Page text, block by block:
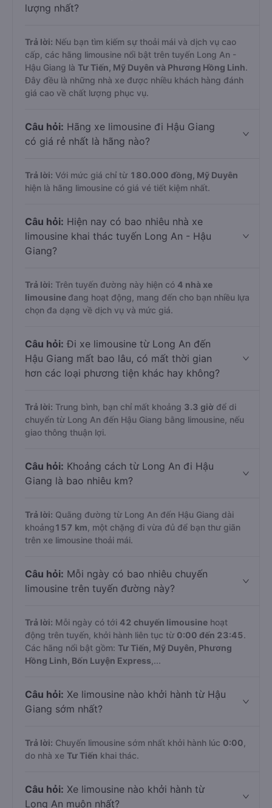
lượng nhất?
Trả lời: Nếu bạn tìm kiếm sự thoải mái và dịch vụ cao
cấp, các hãng limousine nổi bật trên tuyến Long An -
Hậu Giang là Tư Tiến, Mỹ Duyên và Phương Hồng Linh.
Đây đều là những nhà xe được nhiều khách hàng đánh
giá cao về chất lượng phục vụ.
Câu hỏi: Hãng xe limousine đi Hậu Giang
có giá rẻ nhất là hãng nào?
Trả lời: Với mức giá chỉ từ 180.000 đồng, Mỹ Duyên
hiện là hãng limousine có giá vé tiết kiệm nhất.
Câu hỏi: Hiện nay có bao nhiêu nhà xe
limousine khai thác tuyến Long An - Hậu
Giang?
Trả lời: Trên tuyến đường này hiện có 4 nhà xe
limousine đang hoạt động, mang đến cho bạn nhiều lựa
chọn đa dạng về dịch vụ và mức giá.
Câu hỏi: Đi xe limousine từ Long An đến
Hậu Giang mất bao lâu, có mất thời gian
hơn các loại phương tiện khác hay không?
Trả lời: Trung bình, bạn chỉ mất khoảng 3.3 giờ để di
chuyển từ Long An đến Hậu Giang bằng limousine, nếu
giao thông thuận lợi.
Câu hỏi: Khoảng cách từ Long An đi Hậu
Giang là bao nhiêu km?
Trả lời: Quãng đường từ Long An đến Hậu Giang dài
khoảng157 km , một chặng đi vừa đủ để bạn thư giãn
trên xe limousine thoải mái.
Câu hỏi: Mỗi ngày có bao nhiêu chuyến
limousine trên tuyến đường này?
Trả lời: Mỗi ngày có tới 42 chuyến limousine hoạt
động trên tuyến, khởi hành liên tục từ 0:00 đến 23:45.
Các hãng nổi bật gồm: Tư Tiến, Mỹ Duyên, Phương
Hồng Linh, Bốn Luyện Express ,...
Câu hỏi: Xe limousine nào khởi hành từ Hậu
Giang sớm nhất?
Trả lời: Chuyến limousine sớm nhất khởi hành lúc 0:00
do nhà xe Tư Tiến khai thác.
Câu hỏi: Xe limousine nào khởi hành từ
Long An muộn nhất?